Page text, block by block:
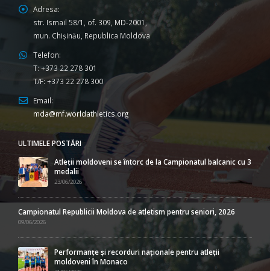
Adresa:
str. Ismail 58/1, of. 309, MD-2001,
mun. Chişinău, Republica Moldova
Telefon:
T: +373 22 278 301
T/F: +373 22 278 300
Email:
mda@mf.worldathletics.org
ULTIMELE POSTĂRI
Atleții moldoveni se întorc de la Campionatul balcanic cu 3
medalii
23/06/2026
Campionatul Republicii Moldova de atletism pentru seniori, 2026
09/06/2026
Performanțe și recorduri naționale pentru atleții
moldoveni în Monaco